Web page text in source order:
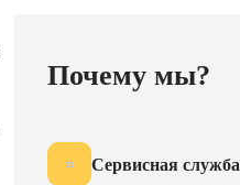
Почему мы?
Сервисная служба